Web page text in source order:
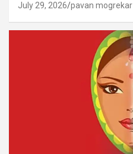
July 29, 2026 pavan mogrekar